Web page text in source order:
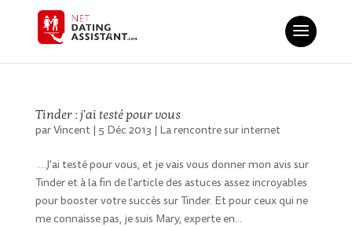
Tinder : j'ai testé pour vous
parVincent| 5 Déc 2013 | La rencontre sur internet
…J'ai testé pour vous, et je vais vous donner mon avis sur
Tinder et à la fin de l'article des astuces assez incroyables
pour booster votre succès sur Tinder. Et pour ceux qui ne
me connaisse pas, je suis Mary, experte en...